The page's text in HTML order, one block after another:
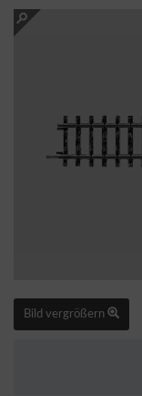
Bild vergrößern